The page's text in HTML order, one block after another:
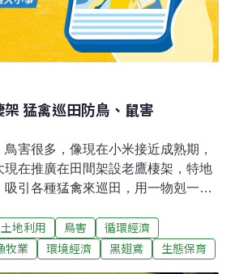
猛禽巡田防鳥、鼠害
害很多，像現在小米接近成熟期，
現在推廣在田間架設老鷹棲架，特地
引各種猛禽來巡田，用一物剋一物
頭，用鐵絲綑綁成三角形平台，再插
成猛禽鳥類像是黑翅鳶臨時棲息的
土地利用 鳥害
循環經濟
牧業 環境經濟 黑翅鳶 生態保育